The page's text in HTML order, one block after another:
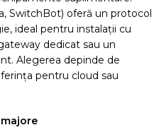
SwitchBot) oferă un protocol
ideal pentru instalații cu
dedicat sau un
Alegerea depinde de
pentru cloud sau